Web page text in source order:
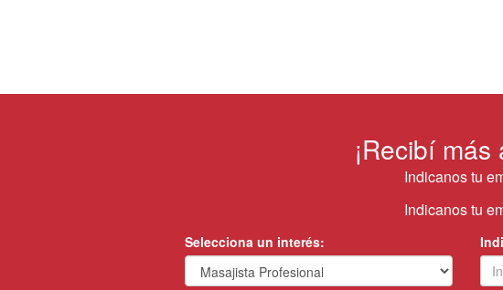
¡Recibí
Indicanos tu
Indicanos tu
Selecciona un interés: